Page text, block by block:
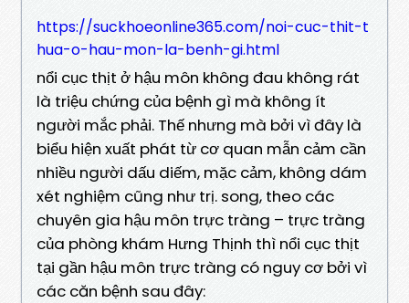
https://suckhoeonline365.com/noi-cuc-thit-t
hua-o-hau-mon-la-benh-gi.html
nổi cục thịt ở hậu môn không đau không rát
là triệu chứng của bệnh gì mà không ít
người mắc phải. Thế nhưng mà bởi vì đây là
biểu hiện xuất phát từ cơ quan mẫn cảm cần
nhiều người dấu diếm, mặc cảm, không dám
xét nghiệm cũng như trị. song, theo các
chuyên gia hậu môn trực tràng – trực tràng
của phòng khám Hưng Thịnh thì nổi cục thịt
tại gần hậu môn trực tràng có nguy cơ bởi vì
các căn bệnh sau đây: